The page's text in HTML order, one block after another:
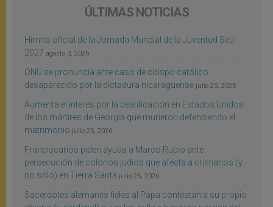
ÚLTIMAS NOTICIAS
Himno oficial de la Jornada Mundial de la Juventud Seúl
2027 agosto 3, 2026
ONU se pronuncia ante caso de obispo católico
desaparecido por la dictadura nicaragüense julio 25, 2026
Aumenta el interés por la beatificación en Estados Unidos
de los mártires de Georgia que murieron defendiendo el
matrimonio julio 25, 2026
Franciscanos piden ayuda a Marco Rubio ante
persecución de colonos judíos que afecta a cristianos (y
no sólo) en Tierra Santa julio 25, 2026
Sacerdotes alemanes fieles al Papa contestan a su propio